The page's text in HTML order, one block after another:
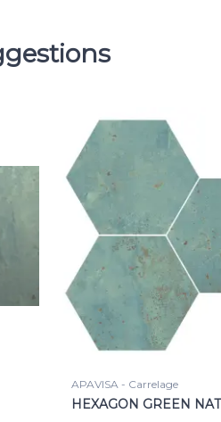
APAVISA - Carrelage
HEXAGON GREEN